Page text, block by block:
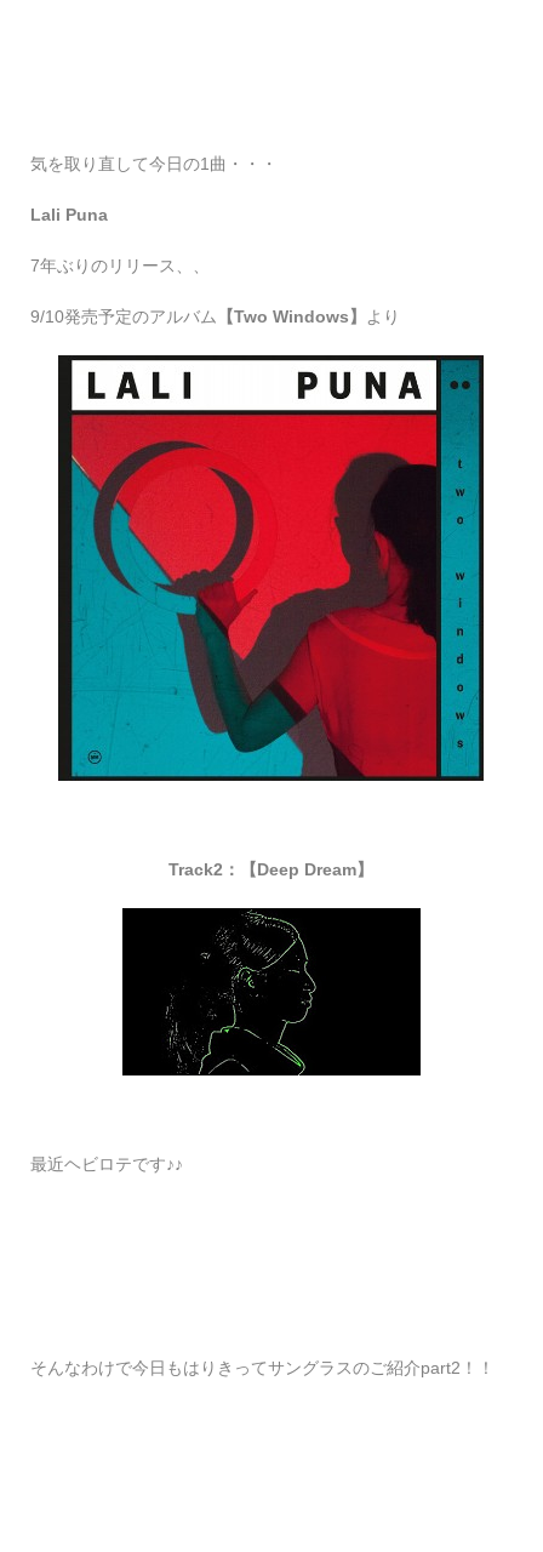
気を取り直して今日の1曲・・・
Lali Puna
7年ぶりのリリース、、
9/10発売予定のアルバム 【Two Windows】 より
Track2：【Deep Dream】
最近ヘビロテです♪♪
そんなわけで今日もはりきってサングラスのご紹介part2！！